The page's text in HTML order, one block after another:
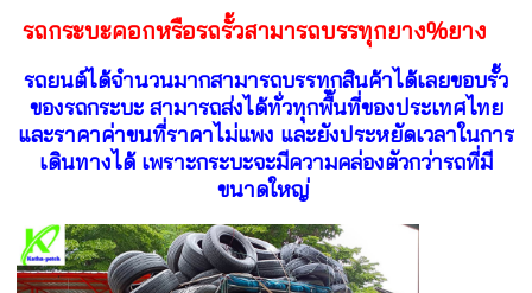
รถกระบะคอกหรือรถรั้วสามารถบรรทุกยาง%ยาง
รถยนต์ได้จำนวนมากสามารถบรรทุกสินค้าได้เลยขอบรั้ว
ของรถกระบะ สามารถส่งได้ทั่วทุกพื้นที่ของประเทศไทย
และราคาค่าขนที่ราคาไม่แพง และยังประหยัดเวลาในการ
เดินทางได้ เพราะกระบะจะมีความคล่องตัวกว่ารถที่มี
ขนาดใหญ่